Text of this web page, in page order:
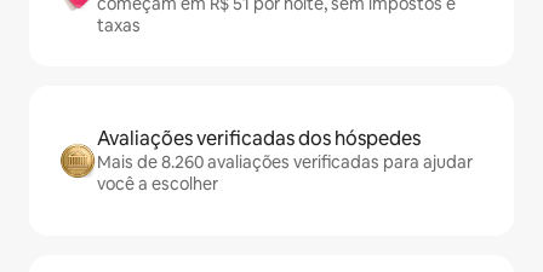
taxas
Avaliações verificadas dos hóspedes
Mais de 8.260 avaliações verificadas para ajudar
você a escolher